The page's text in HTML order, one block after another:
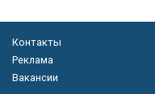
Контакты
Реклама
Вакансии